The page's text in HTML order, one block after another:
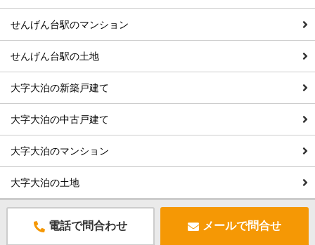
せんげん台駅のマンション
せんげん台駅の土地
大字大泊の新築戸建て
大字大泊の中古戸建て
大字大泊のマンション
大字大泊の土地
電話で問合わせ メールで問合せ